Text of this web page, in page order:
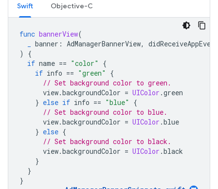
Swift Objective-C
func bannerView(
banner : AdManagerBannerView,
didReceiveAppEvent
)
{
if name == "color"
{
if info == "green"
{
// Set background color to green.
view.backgroundColor = UIColor .green
} else if info == "blue"
{
// Set background color to blue.
view.backgroundColor = UIColor .blue
} else {
// Set background color to black.
view.backgroundColor = UIColor .black
}
}
}